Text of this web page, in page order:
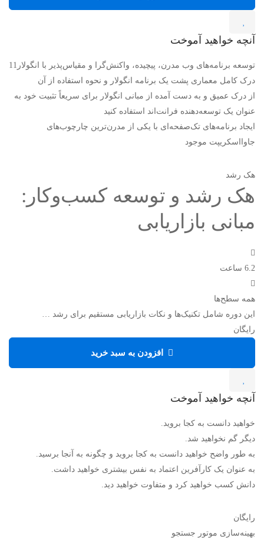
آنچه خواهید آموخت
توسعه برنامه‌های وب مدرن، پیچیده، واکنش‌گرا و مقیاس‌پذیر با انگولار11
درک کامل معماری پشت یک برنامه انگولار و نحوه استفاده از آن
از درک عمیق و به دست آمده از مبانی انگولار برای سریعاً تثبیت خود به
عنوان یک توسعه‌دهنده فرانت‌اند استفاده کنید
ایجاد برنامه‌های تک‌صفحه‌ای با یکی از مدرن‌ترین چارچوب‌های
جاوااسکریپت موجود
هک رشد
هک رشد و توسعه کسب‌وکار:
مبانی بازاریابی
6.2 ساعت
همه سطح‌ها
این دوره شامل تکنیک‌ها و نکات بازاریابی مستقیم برای رشد …
رایگان
افزودن به سبد خرید
آنچه خواهید آموخت
خواهید دانست به کجا بروید.
دیگر گم نخواهید شد.
به طور واضح خواهید دانست به کجا بروید و چگونه به آنجا برسید.
به عنوان یک کارآفرین اعتماد به نفس بیشتری خواهید داشت.
دانش کسب خواهید کرد و متفاوت خواهید دید.
رایگان
بهینه‌سازی موتور جستجو